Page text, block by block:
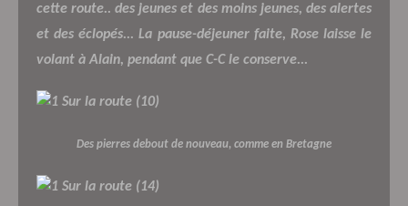
cette route.. des jeunes et des moins jeunes, des alertes
et des éclopés... La pause-déjeuner faite, Rose laisse le
volant à Alain, pendant que C-C le conserve...
Des pierres debout de nouveau, comme en Bretagne